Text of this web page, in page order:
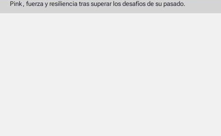
Pink, fuerza y resiliencia tras superar los desafíos de su pasado.